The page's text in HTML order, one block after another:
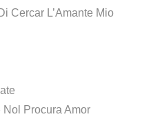
Cercar L’Amante Mio
Nol Procura Amor